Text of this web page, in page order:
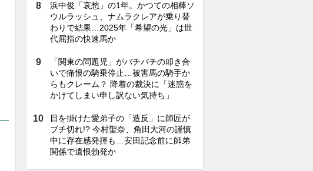
浜中俊「哀愁」の1年。かつての相棒ソ
ウルラッシュ、ナムラクレアが乗り替
わりで結果…2025年「希望の光」は世
代屈指の快速馬か
「関東の問題児」がバチバチの叩き合
いで痛恨の騎乗停止…被害馬の騎手か
らもクレーム？ 降着の裁決に「迷惑を
かけてしまい申し訳ない気持ち」
目を掛けた愛弟子の「造反」に師匠が
ブチ切れ!? 今村聖奈、角田大河の謹慎
中に存在感発揮も…安田記念前に師弟
関係で遺恨勃発か